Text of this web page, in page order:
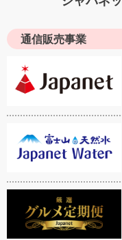
通信販売事業